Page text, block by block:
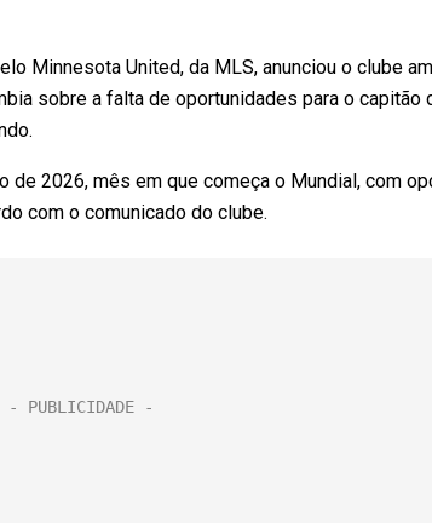
Minnesota United, da MLS, anunciou o clube
sobre a falta de oportunidades para o capitão
de 2026, mês em que começa o Mundial, com
com o comunicado do clube.